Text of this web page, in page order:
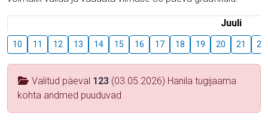
Juuli
10 11 12 13 14 15 16 17 18 19 20 21 22
Valitud päeval 123 (03.05.2026) Hanila tugijaama
kohta andmed puuduvad